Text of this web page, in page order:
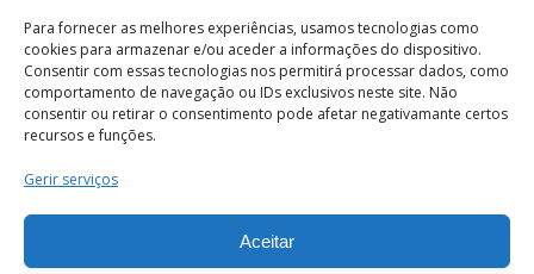
Para fornecer as melhores experiências, usamos tecnologias como
cookies para armazenar e/ou aceder a informações do dispositivo.
Consentir com essas tecnologias nos permitirá processar dados, como
comportamento de navegação ou IDs exclusivos neste site. Não
consentir ou retirar o consentimento pode afetar negativamante certos
recursos e funções.
Gerir serviços
Aceitar
Termos e Condições